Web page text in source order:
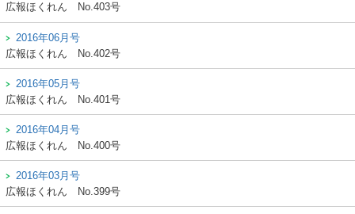
広報ほくれん
No.403号
2016年06月号
広報ほくれん
No.402号
2016年05月号
広報ほくれん
No.401号
2016年04月号
広報ほくれん
No.400号
2016年03月号
広報ほくれん
No.399号